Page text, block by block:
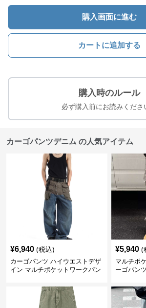
購入画面に進む
カートに追加する
購入時のルール
必ず購入前にお読みくださ
カーゴパンツデニム の人気アイテム
¥6,940 (税込)
カーゴパンツ ハイウエストデザ
イン マルチポケットワークパン
¥5,940 (
マルチポ
ーゴパンツ